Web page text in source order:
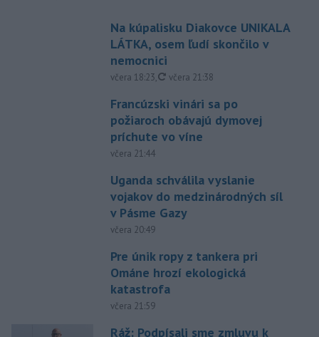
Na kúpalisku Diakovce UNIKALA
LÁTKA, osem ľudí skončilo v
nemocnici
včera 18:23, aktualizované
včera 21:38
Francúzski vinári sa po
požiaroch obávajú dymovej
príchute vo víne
včera 21:44
Uganda schválila vyslanie
vojakov do medzinárodných síl
v Pásme Gazy
včera 20:49
Pre únik ropy z tankera pri
Ománe hrozí ekologická
katastrofa
včera 21:59
Ráž: Podpísali sme zmluvu k